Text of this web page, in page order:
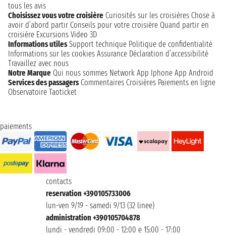
tous les avis
Choisissez vous votre croisière Curiosités sur les croisières Chose à
avoir d’abord partir Conseils pour votre croisière Quand partir en
croisière Excursions Video 3D
Informations utiles Support technique Politique de confidentialité
Informations sur les cookies Assurance Déclaration d’accessibilité
Travaillez avec nous
Notre Marque Qui nous sommes Network App Iphone App Android
Services des passagers Commentaires Croisières Paiements en ligne
Observatoire Taoticket
paiements
contacts
reservation +390105733006
lun-ven 9/19 - samedi 9/13 (32 linee)
administration +390105704878
lundi - vendredi 09:00 - 12:00 e 15:00 - 17:00